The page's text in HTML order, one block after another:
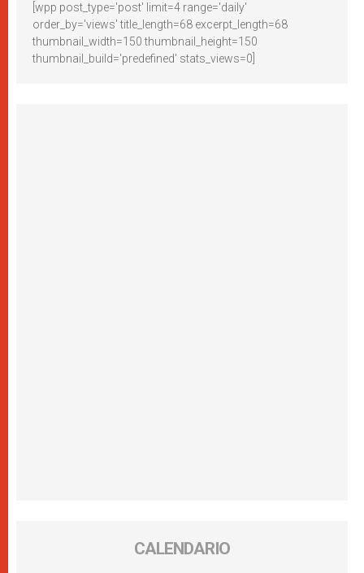
[wpp post_type='post' limit=4 range='daily'
order_by='views' title_length=68 excerpt_length=68
thumbnail_width=150 thumbnail_height=150
thumbnail_build='predefined' stats_views=0]
CALENDARIO